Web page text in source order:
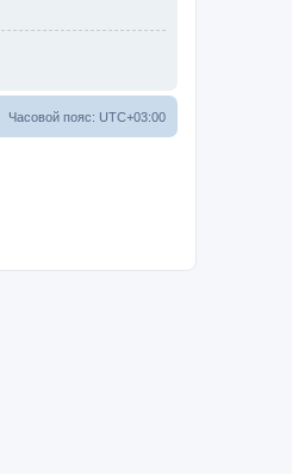
Часовой пояс: UTC+03:00